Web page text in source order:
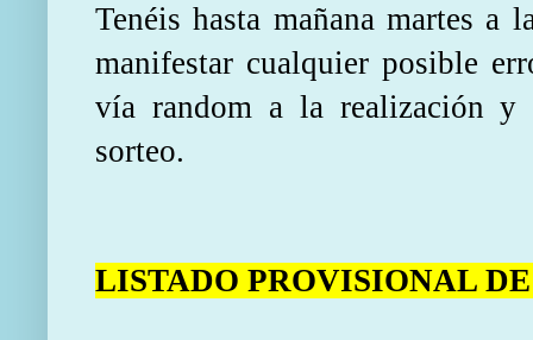
Tenéis hasta mañana martes a
manifestar cualquier posible
vía random a la realización y
sorteo.
LISTADO PROVISIONAL